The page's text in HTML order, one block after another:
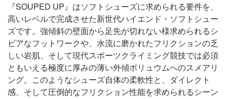
『SOUPED UP』はソフトシューズに求められる要件を、
高いレベルで完成させた新世代ハイエンド・ソフトシュー
ズです。強傾斜の壁面から足先が切れない様求められるシ
ビアなフットワークや、水流に磨かれたフリクションの乏
しい岩肌、そして現代スポーツクライミング競技では必須
ともいえる極度に厚みの薄い外傾ボリュウムへのスメアリ
ング。このようなシューズ自体の柔軟性と、ダイレクト
感、そして圧倒的なフリクション性能を求められるシーン